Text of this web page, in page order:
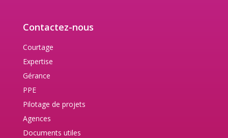
Contactez-nous
Courtage
Expertise
Gérance
PPE
Pilotage de projets
Agences
Documents utiles